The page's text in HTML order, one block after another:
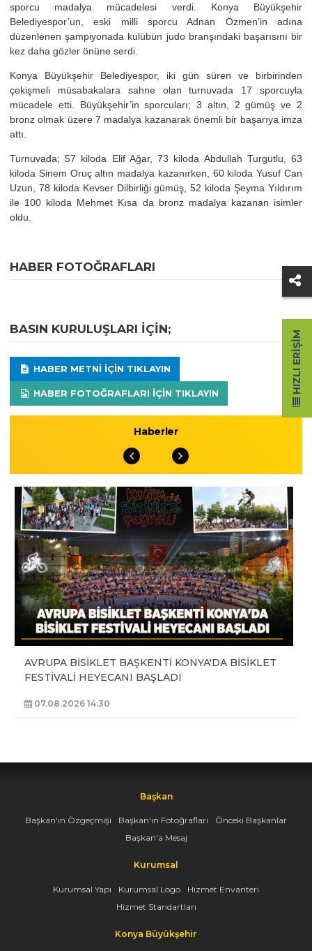
sporcu madalya mücadelesi verdi. Konya Büyükşehir
Belediyespor’un, eski milli sporcu Adnan Özmen’in adına
düzenlenen şampiyonada kulübün judo branşındaki başarısını bir
kez daha gözler önüne serdi.
Konya Büyükşehir Belediyespor, iki gün süren ve birbirinden
çekişmeli müsabakalara sahne olan turnuvada 17 sporcuyla
mücadele etti. Büyükşehir’in sporcuları; 3 altın, 2 gümüş ve 2
bronz olmak üzere 7 madalya kazanarak önemli bir başarıya imza
attı.
Turnuvada; 57 kiloda Elif Ağar, 73 kiloda Abdullah Turgutlu, 63
kiloda Sinem Oruç altın madalya kazanırken, 60 kiloda Yusuf Can
Uzun, 78 kiloda Kevser Dilbirliği gümüş, 52 kiloda Şeyma Yıldırım
ile 100 kiloda Mehmet Kısa da bronz madalya kazanan isimler
oldu.
HABER FOTOĞRAFLARI
BASIN KURULUŞLARI IÇIN;
HABER METNI IÇIN TIKLAYIN
HABER FOTOĞRAFLARI IÇIN TIKLAYIN
Haberler
AVRUPA BİSİKLET BAŞKENTİ KONYA'DA BİSİKLET
FESTİVALİ HEYECANI BAŞLADI
07.08.2026 14:30
Başkan
Başkan'ın Özgeçmişi Başkan'ın Fotoğrafları
Önceki Başkanlar
Başkan'a Mesaj
Kurumsal
Kurumsal Yapı Kurumsal Logo
Hizmet Envanteri
Hizmet Standartları
Konya Büyükşehir
HIZLI ERIŞIM